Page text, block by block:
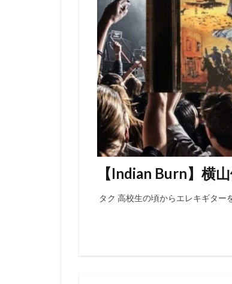
【Indian Burn】横
タク 高校生の頃からエレキギター